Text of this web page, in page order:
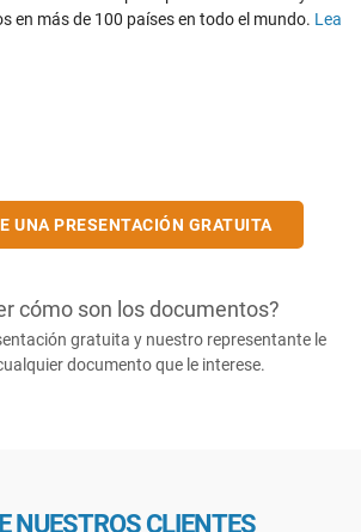
en más de 100 países en todo el mundo. Lea
UNA PRESENTACIÓN GRATUITA
cómo son los documentos?
gratuita y nuestro representante le
documento que le interese.
NUESTROS CLIENTES